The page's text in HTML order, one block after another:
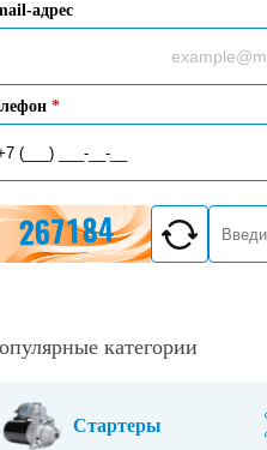
адрес
*
категории
Стартеры